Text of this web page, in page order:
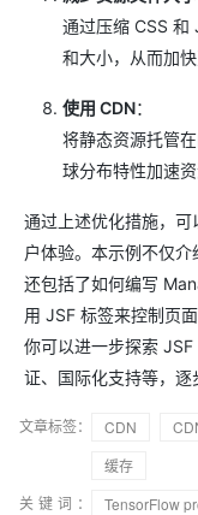
通过压缩 CSS
和大小，从而加快
使用 CDN：
将静态资源托管
球分布特性加速资
通过上述优化措施，
户体验。本示例不仅介
还包括了如何编写
用 JSF 标签来控制页
你可以进一步探索
证、国际化支持等，逐
文章标签： CDN
缓存
关键词：
TensorFlow